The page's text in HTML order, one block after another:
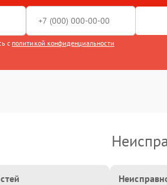
с политикой конфиденциальности